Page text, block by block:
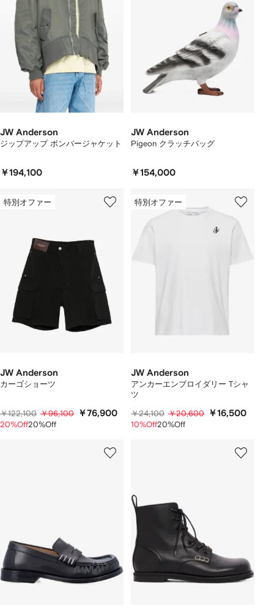
JW Anderson
ジップアップ ボンバージャケット
￥194,100
JW Anderson
Pigeon クラッチバッグ
￥154,000
特別オファー
JW Anderson
カーゴショーツ
￥122,100 ￥96,100 ￥76,900
20%Off20%Off
特別オファー
JW Anderson
アンカーエンブロイダリー Tシャ
ツ
￥24,100 ￥20,600 ￥16,500
10%Off20%Off